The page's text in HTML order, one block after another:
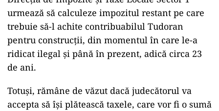
urmează să calculeze impozitul restant pe care
trebuie să-l achite contribuabilul Tudoran
pentru construcții, din momentul în care le-a
ridicat ilegal și până în prezent, adică circa 23
de ani.
Totuși, rămâne de văzut dacă judecătorul va
accepta să își plătească taxele, care vor fi o sumă